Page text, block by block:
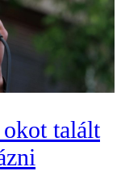
talált